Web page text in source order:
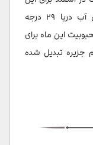
فعالیت‌ها بسیار مناسب است، زیرا دمای آب دریا ۲۹ درجه
این ماه برای
جزیره تبدیل شده